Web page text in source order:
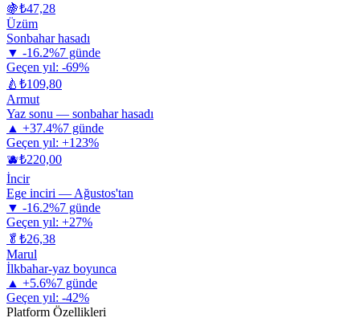
🍇₺47,28
Üzüm
Sonbahar hasadı
▼ -16.2%7 günde
Geçen yıl: -69%
🍐 ₺109,80
Armut
Yaz sonu — sonbahar hasadı
▲ +37.4%7 günde
Geçen yıl: +123%
🫐₺220,00
İncir
Ege inciri — Ağustos'tan
▼ -16.2%7 günde
Geçen yıl: +27%
🥬 ₺26,38
Marul
İlkbahar-yaz boyunca
▲ +5.6%7 günde
Geçen yıl: -42%
Platform Özellikleri